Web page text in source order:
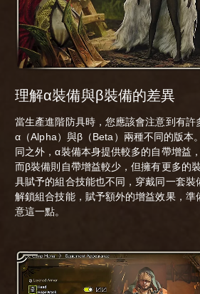
理解α裝備與β裝備的差異
當生產進階防具時，您應該會注意到有許
α（Alpha）與β（Beta）兩種不同的版本
同之外，α裝備本身提供較多的自帶增益
而β裝備則自帶增益較少，但擁有更多的
具賦予的組合技能也不同，穿戴同一套裝
解鎖組合技能，賦予額外的增益效果，準
意這一點。